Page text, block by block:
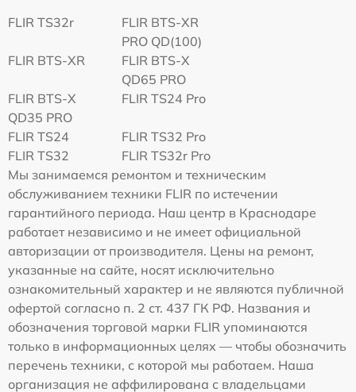
FLIR TS32r
FLIR BTS-XR
PRO QD(100)
FLIR BTS-XR
FLIR BTS-X
QD65 PRO
FLIR BTS-X
QD35 PRO
FLIR TS24 Pro
FLIR TS24
FLIR TS32 Pro
FLIR TS32
FLIR TS32r Pro
Мы занимаемся ремонтом и техническим
обслуживанием техники FLIR по истечении
гарантийного периода. Наш центр в Краснодаре
работает независимо и не имеет официальной
авторизации от производителя. Цены на ремонт,
указанные на сайте, носят исключительно
ознакомительный характер и не являются публичной
офертой согласно п. 2 ст. 437 ГК РФ. Названия и
обозначения торговой марки FLIR упоминаются
только в информационных целях — чтобы обозначить
перечень техники, с которой мы работаем. Наша
организация не аффилирована с владельцами